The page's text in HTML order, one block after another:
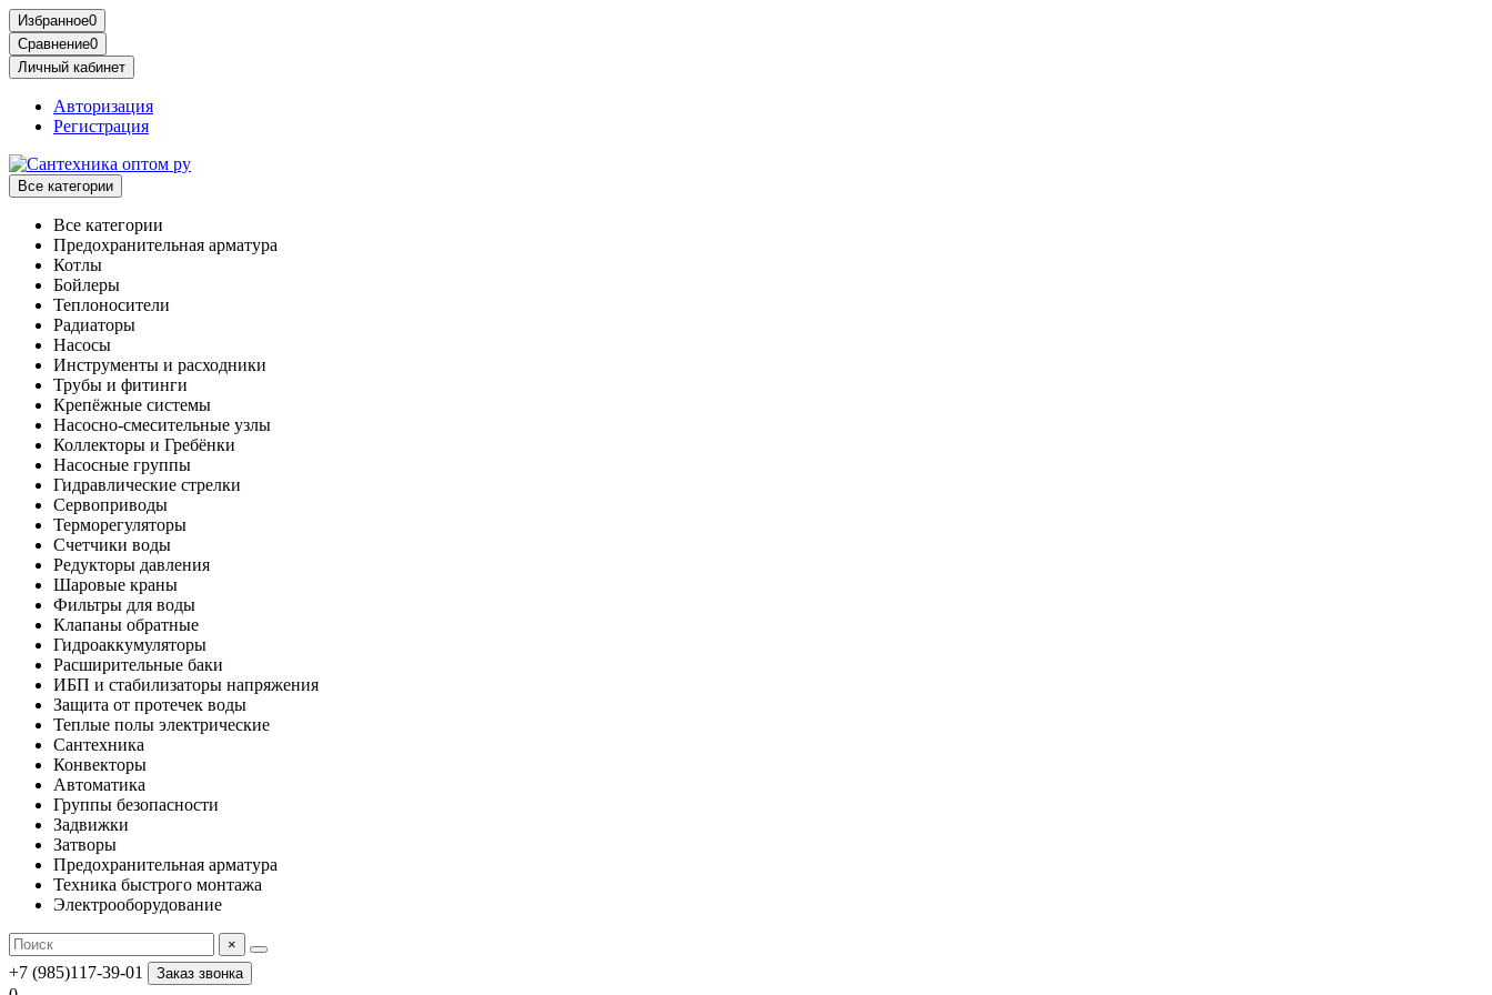
Избранное0
Сравнение0
Личный кабинет
Авторизация
Регистрация
Все категории
Все категории
Предохранительная арматура
Котлы
Бойлеры
Теплоносители
Радиаторы
Насосы
Инструменты и расходники
Трубы и фитинги
Крепёжные системы
Насосно-смесительные узлы
Коллекторы и Гребёнки
Насосные группы
Гидравлические стрелки
Сервоприводы
Терморегуляторы
Счетчики воды
Редукторы давления
Шаровые краны
Фильтры для воды
Клапаны обратные
Гидроаккумуляторы
Расширительные баки
ИБП и стабилизаторы напряжения
Защита от протечек воды
Теплые полы электрические
Сантехника
Конвекторы
Автоматика
Группы безопасности
Задвижки
Затворы
Предохранительная арматура
Техника быстрого монтажа
Электрооборудование
×
+7 (985)117-39-01 Заказ звонка